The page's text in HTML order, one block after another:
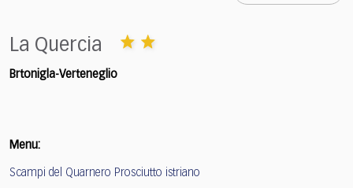
La Quercia
Brtonigla-Verteneglio
Menu:
Scampi del Quarnero Prosciutto istriano